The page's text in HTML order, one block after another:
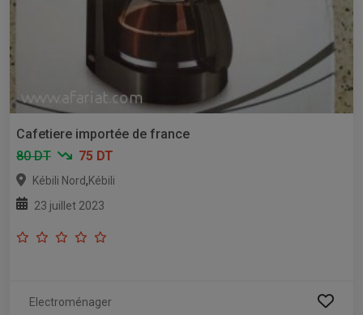
Cafetiere importée de france
80 DT
75 DT
Kébili Nord,Kébili
23 juillet 2023
Electroménager